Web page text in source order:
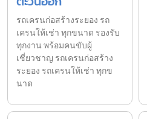
รถเครนก่อสร้างระยอง รถ
เครนให้เช่า ทุกขนาด รองรับ
ทุกงาน พร้อมคนขับผู้
เชี่ยวชาญ รถเครนก่อสร้าง
ระยอง รถเครนให้เช่า ทุกข
นาด